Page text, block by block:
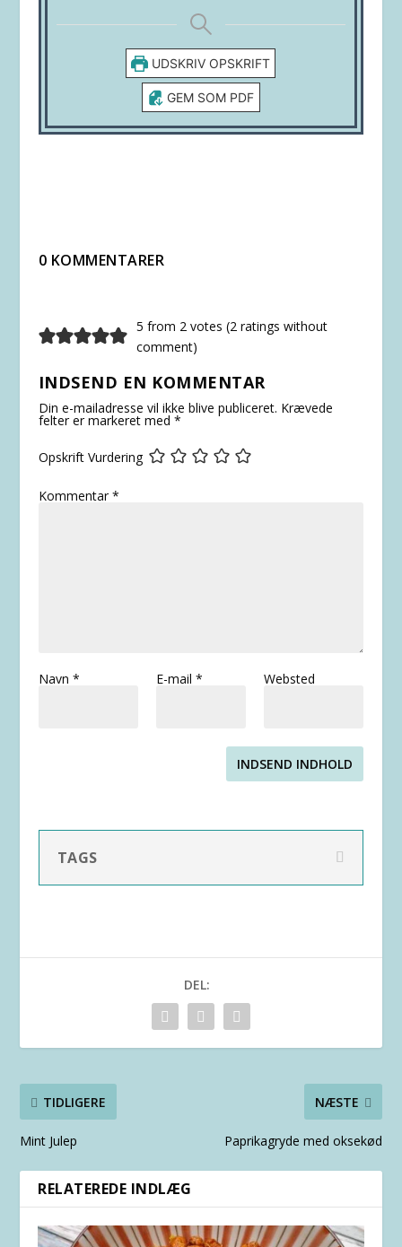
UDSKRIV OPSKRIFT
GEM SOM PDF
0 KOMMENTARER
5 from 2 votes (2 ratings without
comment)
INDSEND EN KOMMENTAR
Din e-mailadresse vil ikke blive publiceret. Krævede
felter er markeret med *
Opskrift Vurdering
Kommentar*
Navn * E-mail * Websted
INDSEND INDHOLD
TAGS
DEL:
TIDLIGERE
Mint Julep
NÆSTE
Paprikagryde med oksekød
RELATEREDE INDLÆG